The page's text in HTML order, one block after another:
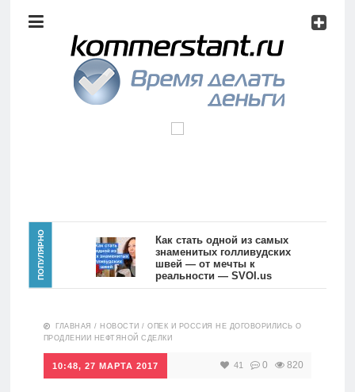
анализ
Видео
Сделано
Главная
Новости
Аналитика
Инвестиции
ПОПУЛЯРНО
Как стать одной из самых
знаменитых голливудских
швей — от мечты к
реальности — SVOI.us
10554
ГЛАВНАЯ / НОВОСТИ /ОПЕК И РОССИЯ НЕ ДОГОВОРИЛИСЬ О
ПРОДЛЕНИИ НЕФТЯНОЙ СДЕЛКИ
10:48, 27 МАРТА 2017 41 0 820